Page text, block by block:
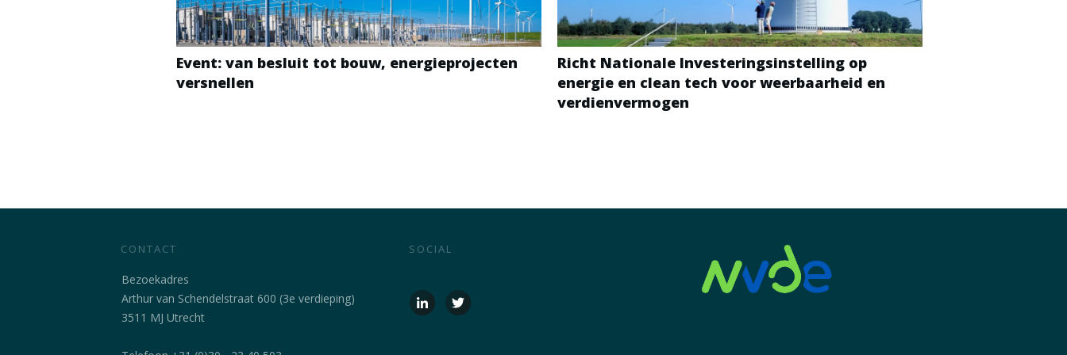
Event: van besluit tot bouw, energieprojecten
versnellen
Richt Nationale Investeringsinstelling op
energie en clean tech voor weerbaarheid en
verdienvermogen
CONTACT
Bezoekadres
Arthur van Schendelstraat 600 (3e verdieping)
3511 MJ Utrecht
SOCIAL